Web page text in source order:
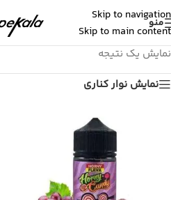
Skip to navigation
Skip to main content
منو
نمایش یک نتیجه
نمایش نوار کناری